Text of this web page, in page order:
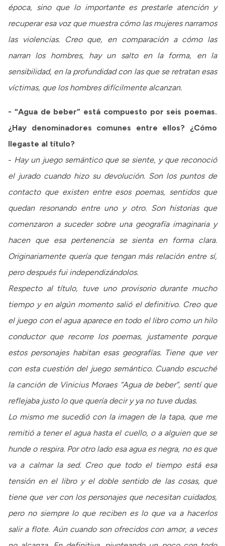
época, sino que lo importante es prestarle atención y
recuperar esa voz que muestra cómo las mujeres narramos
las violencias. Creo que, en comparación a cómo las
narran los hombres, hay un salto en la forma, en la
sensibilidad, en la profundidad con las que se retratan esas
víctimas, que los hombres difícilmente alcanzan.
- “Agua de beber” está compuesto por seis poemas.
¿Hay denominadores comunes entre ellos? ¿Cómo
llegaste al título?
- Hay un juego semántico que se siente, y que reconoció
el jurado cuando hizo su devolución. Son los puntos de
contacto que existen entre esos poemas, sentidos que
quedan resonando entre uno y otro. Son historias que
comenzaron a suceder sobre una geografía imaginaria y
hacen que esa pertenencia se sienta en forma clara.
Originariamente quería que tengan más relación entre sí,
pero después fui independizándolos.
Respecto al título, tuve uno provisorio durante mucho
tiempo y en algún momento salió el definitivo. Creo que
el juego con el agua aparece en todo el libro como un hilo
conductor que recorre los poemas, justamente porque
estos personajes habitan esas geografías. Tiene que ver
con esta cuestión del juego semántico. Cuando escuché
la canción de Vinicius Moraes “Agua de beber”, sentí que
reflejaba justo lo que quería decir y ya no tuve dudas.
Lo mismo me sucedió con la imagen de la tapa, que me
remitió a tener el agua hasta el cuello, o a alguien que se
hunde o respira. Por otro lado esa agua es negra, no es que
va a calmar la sed. Creo que todo el tiempo está esa
tensión en el libro y el doble sentido de las cosas, que
tiene que ver con los personajes que necesitan cuidados,
pero no siempre lo que reciben es lo que va a hacerlos
salir a flote. Aún cuando son ofrecidos con amor, a veces